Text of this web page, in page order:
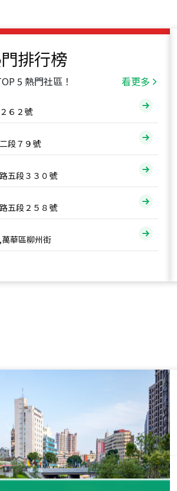
排行榜
5 熱門社區！ 看更多
６２號
段７９號
五段３３０號
五段２５８號
華區柳州街